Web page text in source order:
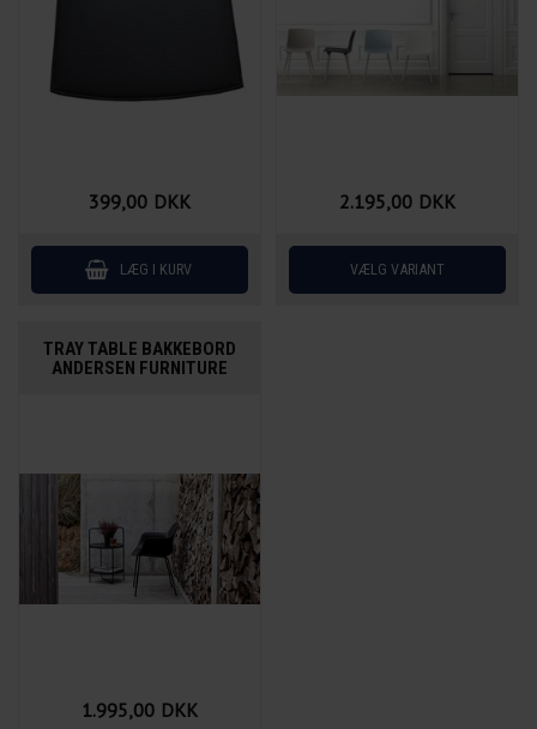
399,00 DKK 2.195,00 DKK
TRAY TABLE BAKKEBORD
ANDERSEN FURNITURE
1.995,00 DKK